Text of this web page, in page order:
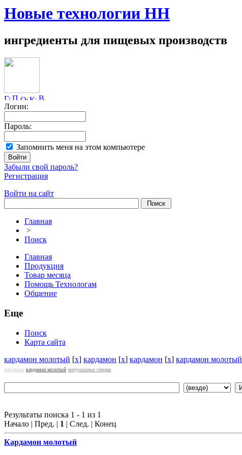
Новые технологии НН
ингредиенты для пищевых производств
Логин:
Пароль:
Запомнить меня на этом компьютере
Забыли свой пароль?
Регистрация
Войти на сайт
Главная
>
Поиск
Главная
Продукция
Товар месяца
Помощь Технологам
Общение
Еще
Поиск
Карта сайта
кардамон молотый [x] кардамон [x] кардамон [x] кардамон молотый
кардамон кардамон молотый натуральные специи
Результаты поиска 1 - 1 из 1
Начало | Пред. | 1 | След. | Конец
Кардамон молотый